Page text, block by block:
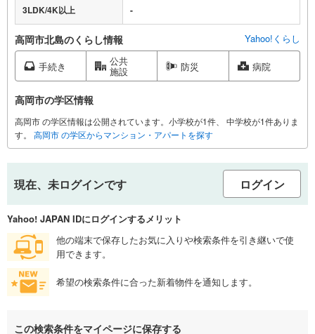
3LDK/4K以上 -
高岡市北島のくらし情報 Yahoo!くらし
手続き 公共
施設 防災 病院
高岡市の学区情報
高岡市 の学区情報は公開されています。小学校が1件、 中学校が1件ありま
す。
高岡市 の学区からマンション・アパートを探す
現在、未ログインです ログイン
Yahoo! JAPAN IDにログインするメリット
他の端末で保存したお気に入りや検索条件を引き継いで使
用できます。
希望の検索条件に合った新着物件を通知します。
この検索条件をマイページに保存する